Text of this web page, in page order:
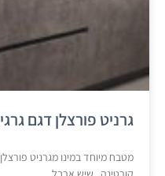
גרניט פורצלן דגם
מטבח מיוחד במינו מגרניט